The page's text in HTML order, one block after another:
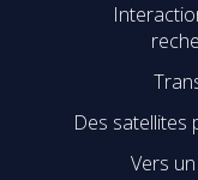
Des satellites
Vers